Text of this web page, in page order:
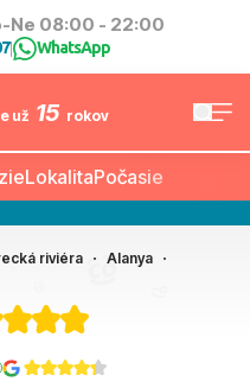
Ne 08:00 - 22:00
| WhatsApp
už 15 rokov
LokalitaPočasie
riviéra
Alanya